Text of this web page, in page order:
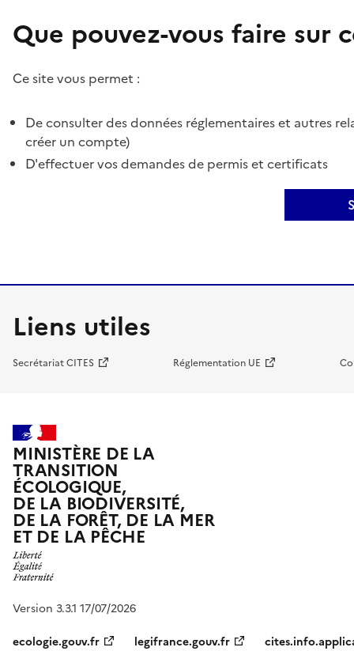
Que pouvez-vous faire sur
Ce site vous permet :
De consulter des données réglementaires et autres
créer un compte)
D'effectuer vos demandes de permis et certificats
Liens utiles
Secrétariat CITES Réglementation UE
MINISTÈRE DE LA
TRANSITION
ÉCOLOGIQUE,
DE LA BIODIVERSITÉ,
DE LA FORÊT, DE LA MER
ET DE LA PÊCHE
Version 3.3.1 17/07/2026
ecologie.gouv.fr
legifrance.gouv.fr